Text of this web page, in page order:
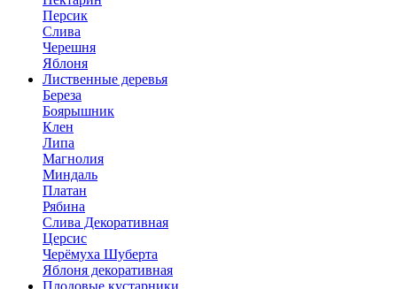
Персик
Слива
Черешня
Яблоня
Лиственные деревья
Береза
Боярышник
Клен
Липа
Магнолия
Миндаль
Платан
Рябина
Слива Декоративная
Церсис
Черёмуха Шуберта
Яблоня декоративная
Плодовые кустарники